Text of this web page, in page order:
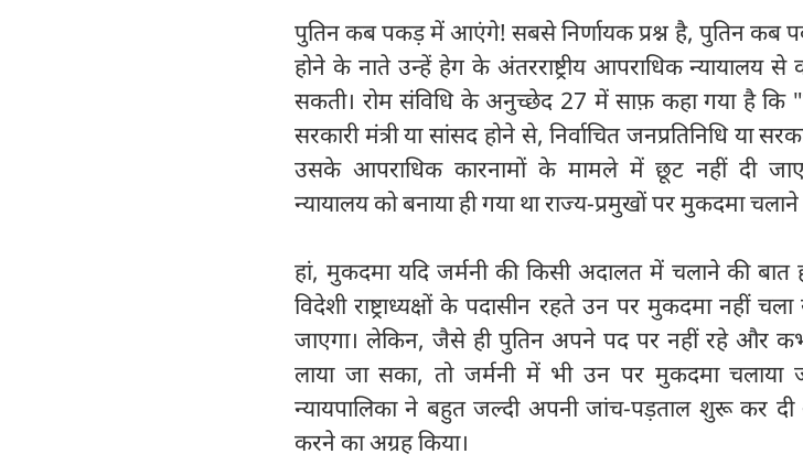
पुतिन कब पकड़ में आएंगे! सबसे निर्णायक प्रश्न है, पुतिन कब
होने के नाते उन्हें हेग के अंतरराष्ट्रीय आपराधिक न्यायालय से
सकती। रोम संविधि के अनुच्छेद 27 में साफ़ कहा गया है कि
सरकारी मंत्री या सांसद होने से, निर्वाचित जनप्रतिनिधि या
उसके आपराधिक कारनामों के मामले में छूट नहीं दी
न्यायालय को बनाया ही गया था राज्य-प्रमुखों पर मुकदमा
हां, मुकदमा यदि जर्मनी की किसी अदालत में चलाने की बात
विदेशी राष्ट्राध्यक्षों के पदासीन रहते उन पर मुकदमा नहीं
जाएगा। लेकिन, जैसे ही पुतिन अपने पद पर नहीं रहे और
लाया जा सका, तो जर्मनी में भी उन पर मुकदमा चलाया
न्यायपालिका ने बहुत जल्दी अपनी जांच-पड़ताल शुरू कर
करने का अग्रह किया।